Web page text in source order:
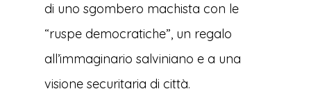
di uno sgombero machista con le
“ruspe democratiche”, un regalo
all’immaginario salviniano e a una
visione securitaria di città.